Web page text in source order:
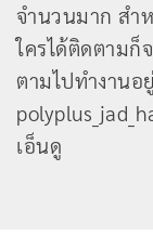
จำนวนมาก สำ
ใครได้ติดตาม
ตามไปทำงาน
เอ็นดู